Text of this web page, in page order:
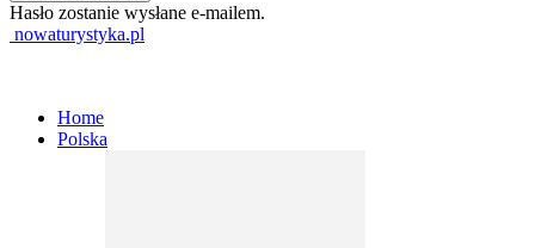
Hasło zostanie wysłane e-mailem.
nowaturystyka.pl
Home
Polska